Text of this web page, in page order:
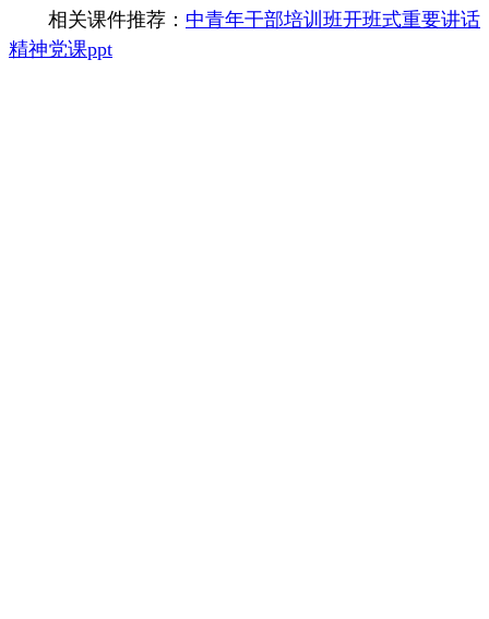
相关课件推荐： 中青年干部培训班开班式重要讲话
精神党课ppt